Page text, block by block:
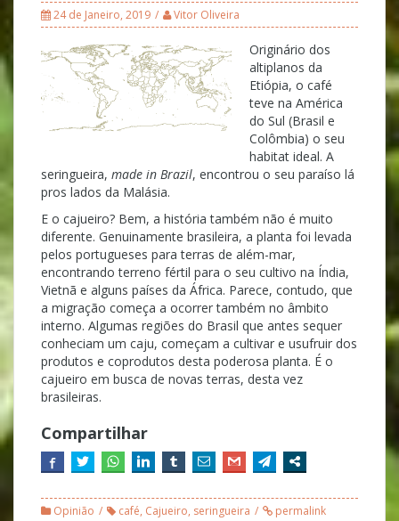
24 de Janeiro, 2019 Vitor Oliveira
Originário dos
altiplanos da
Etiópia, o café
teve na América
do Sul (Brasil e
Colômbia) o seu
habitat ideal. A
seringueira, made in Brazil, encontrou o seu paraíso lá
pros lados da Malásia.
E o cajueiro? Bem, a história também não é muito
diferente. Genuinamente brasileira, a planta foi levada
pelos portugueses para terras de além-mar,
encontrando terreno fértil para o seu cultivo na Índia,
Vietnã e alguns países da África. Parece, contudo, que
a migração começa a ocorrer também no âmbito
interno. Algumas regiões do Brasil que antes sequer
conheciam um caju, começam a cultivar e usufruir dos
produtos e coprodutos desta poderosa planta. É o
cajueiro em busca de novas terras, desta vez
brasileiras.
Compartilhar
Opinião café, Cajueiro, seringueira permalink